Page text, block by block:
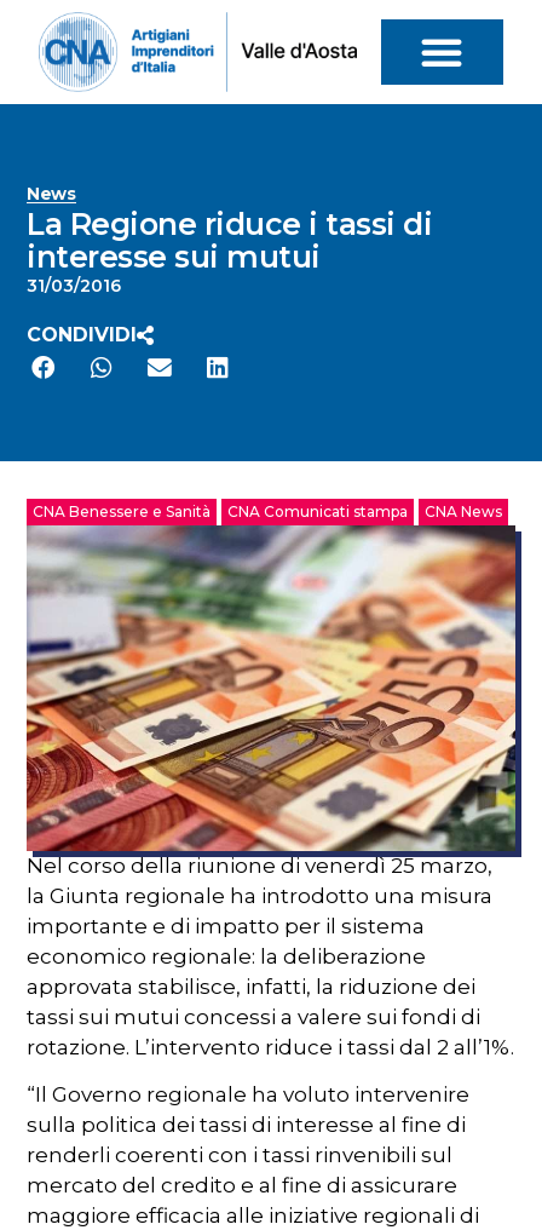
News
La Regione riduce i tassi di
interesse sui mutui
31/03/2016
CONDIVIDI
CNA Benessere e Sanità CNA Comunicati stampa CNA News
Nel corso della riunione di venerdì 25 marzo,
la Giunta regionale ha introdotto una misura
importante e di impatto per il sistema
economico regionale: la deliberazione
approvata stabilisce, infatti, la riduzione dei
tassi sui mutui concessi a valere sui fondi di
rotazione. L’intervento riduce i tassi dal 2 all’1%.
“Il Governo regionale ha voluto intervenire
sulla politica dei tassi di interesse al fine di
renderli coerenti con i tassi rinvenibili sul
mercato del credito e al fine di assicurare
maggiore efficacia alle iniziative regionali di